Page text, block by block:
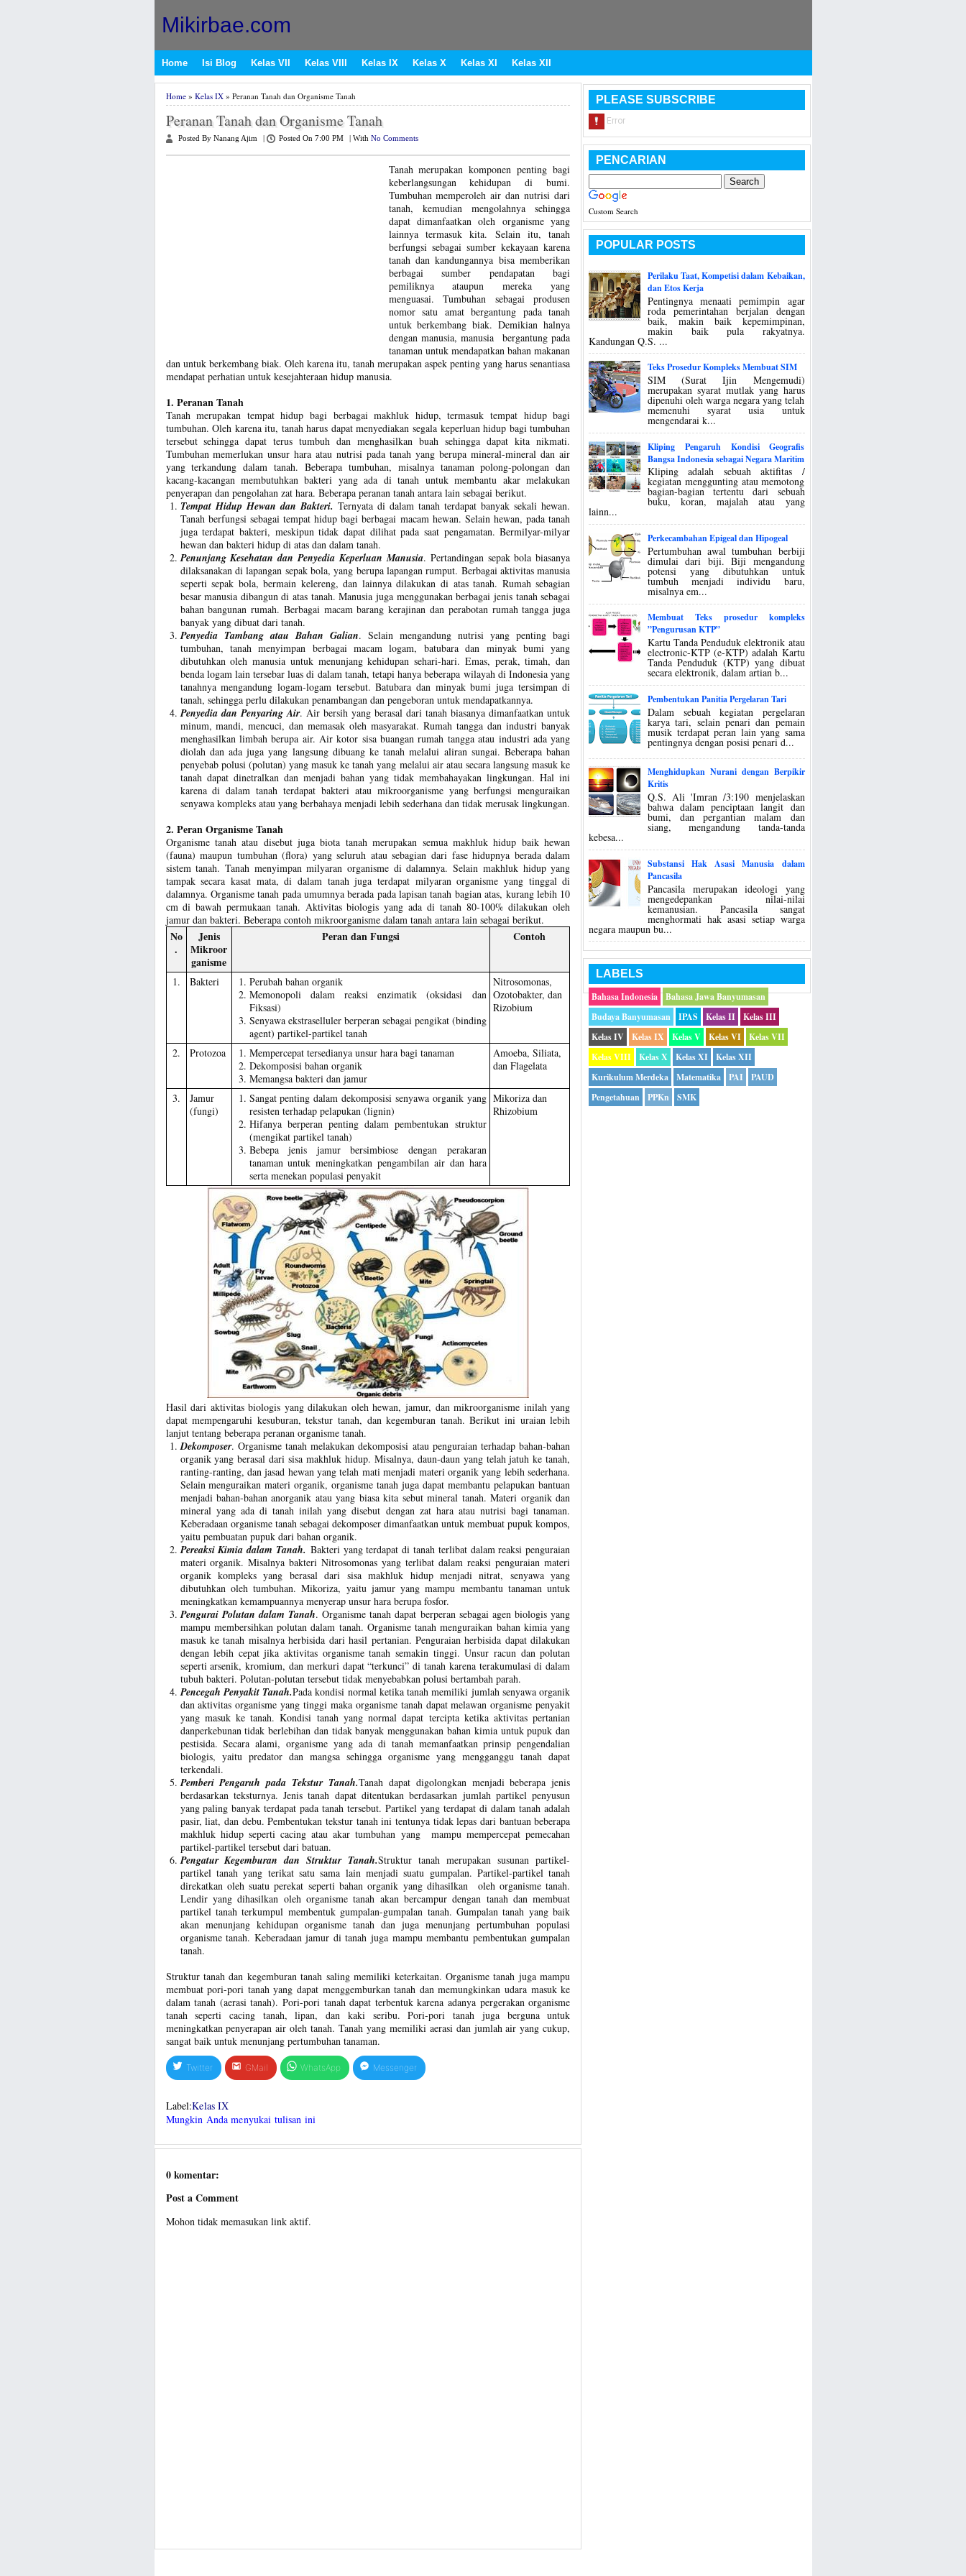
Mikirbae.com
Home Isi Blog Kelas VII Kelas VIII Kelas IX Kelas X Kelas XI Kelas XII
Home» Kelas IX» Peranan Tanah dan Organisme Tanah
Peranan Tanah dan Organisme Tanah
Posted By Nanang Ajim Posted On 7:00 PM With No Comments
Tanah merupakan komponen penting bagi
keberlangsungan kehidupan di bumi.
Tumbuhan memperoleh air dan nutrisi dari
tanah, kemudian mengolahnya sehingga
dapat dimanfaatkan oleh organisme yang
lainnya termasuk kita. Selain itu, tanah
berfungsi sebagai sumber kekayaan karena
tanah dan kandungannya bisa memberikan
berbagai sumber pendapatan bagi
pemiliknya ataupun mereka yang
menguasai. Tumbuhan sebagai produsen
nomor satu amat bergantung pada tanah
untuk berkembang biak. Demikian halnya
dengan manusia, manusia bergantung pada
tanaman untuk mendapatkan bahan makanan
dan untuk berkembang biak. Oleh karena itu, tanah merupakan aspek penting yang harus senantiasa
mendapat perhatian untuk kesejahteraan hidup manusia.
1. Peranan Tanah
Tanah merupakan tempat hidup bagi berbagai makhluk hidup, termasuk tempat hidup bagi
tumbuhan. Oleh karena itu, tanah harus dapat menyediakan segala keperluan hidup bagi tumbuhan
tersebut sehingga dapat terus tumbuh dan menghasilkan buah sehingga dapat kita nikmati.
Tumbuhan memerlukan unsur hara atau nutrisi pada tanah yang berupa mineral-mineral dan air
yang terkandung dalam tanah. Beberapa tumbuhan, misalnya tanaman polong-polongan dan
kacang-kacangan membutuhkan bakteri yang ada di tanah untuk membantu akar melakukan
penyerapan dan pengolahan zat hara. Beberapa peranan tanah antara lain sebagai berikut.
Tempat Hidup Hewan dan Bakteri. Ternyata di dalam tanah terdapat banyak sekali hewan.
Tanah berfungsi sebagai tempat hidup bagi berbagai macam hewan. Selain hewan, pada tanah
juga terdapat bakteri, meskipun tidak dapat dilihat pada saat pengamatan. Bermilyar-milyar
hewan dan bakteri hidup di atas dan dalam tanah.
Penunjang Kesehatan dan Penyedia Keperluan Manusia. Pertandingan sepak bola biasanya
dilaksanakan di lapangan sepak bola, yang berupa lapangan rumput. Berbagai aktivitas manusia
seperti sepak bola, bermain kelereng, dan lainnya dilakukan di atas tanah. Rumah sebagian
besar manusia dibangun di atas tanah. Manusia juga menggunakan berbagai jenis tanah sebagai
bahan bangunan rumah. Berbagai macam barang kerajinan dan perabotan rumah tangga juga
banyak yang dibuat dari tanah.
Penyedia Tambang atau Bahan Galian. Selain mengandung nutrisi yang penting bagi
tumbuhan, tanah menyimpan berbagai macam logam, batubara dan minyak bumi yang
dibutuhkan oleh manusia untuk menunjang kehidupan sehari-hari. Emas, perak, timah, dan
benda logam lain tersebar luas di dalam tanah, tetapi hanya beberapa wilayah di Indonesia yang
tanahnya mengandung logam-logam tersebut. Batubara dan minyak bumi juga tersimpan di
tanah, sehingga perlu dilakukan penambangan dan pengeboran untuk mendapatkannya.
Penyedia dan Penyaring Air. Air bersih yang berasal dari tanah biasanya dimanfaatkan untuk
minum, mandi, mencuci, dan memasak oleh masyarakat. Rumah tangga dan industri banyak
menghasilkan limbah berupa air. Air kotor sisa buangan rumah tangga atau industri ada yang
diolah dan ada juga yang langsung dibuang ke tanah melalui aliran sungai. Beberapa bahan
penyebab polusi (polutan) yang masuk ke tanah yang melalui air atau secara langsung masuk ke
tanah dapat dinetralkan dan menjadi bahan yang tidak membahayakan lingkungan. Hal ini
karena di dalam tanah terdapat bakteri atau mikroorganisme yang berfungsi menguraikan
senyawa kompleks atau yang berbahaya menjadi lebih sederhana dan tidak merusak lingkungan.
2. Peran Organisme Tanah
Organisme tanah atau disebut juga biota tanah merupakan semua makhluk hidup baik hewan
(fauna) maupun tumbuhan (flora) yang seluruh atau sebagian dari fase hidupnya berada dalam
sistem tanah. Tanah menyimpan milyaran organisme di dalamnya. Selain makhluk hidup yang
tampak secara kasat mata, di dalam tanah juga terdapat milyaran organisme yang tinggal di
dalamnya. Organisme tanah pada umumnya berada pada lapisan tanah bagian atas, kurang lebih 10
cm di bawah permukaan tanah. Aktivitas biologis yang ada di tanah 80-100% dilakukan oleh
jamur dan bakteri. Beberapa contoh mikroorganisme dalam tanah antara lain sebagai berikut.
No
.
Jenis
Mikroor
ganisme
Peran dan Fungsi Contoh
1. Bakteri
Perubah bahan organik
Memonopoli dalam reaksi enzimatik (oksidasi dan
Fiksasi)
Senyawa ekstraselluler berperan sebagai pengikat (binding
agent) partikel-partikel tanah
Nitrosomonas,
Ozotobakter, dan
Rizobium
2. Protozoa
Mempercepat tersedianya unsur hara bagi tanaman
Dekomposisi bahan organik
Memangsa bakteri dan jamur
Amoeba, Siliata,
dan Flagelata
3.
Jamur
(fungi)
Sangat penting dalam dekomposisi senyawa organik yang
resisten terhadap pelapukan (lignin)
Hifanya berperan penting dalam pembentukan struktur
(mengikat partikel tanah)
Bebepa jenis jamur bersimbiose dengan perakaran
tanaman untuk meningkatkan pengambilan air dan hara
serta menekan populasi penyakit
Mikoriza dan
Rhizobium
Hasil dari aktivitas biologis yang dilakukan oleh hewan, jamur, dan mikroorganisme inilah yang
dapat mempengaruhi kesuburan, tekstur tanah, dan kegemburan tanah. Berikut ini uraian lebih
lanjut tentang beberapa peranan organisme tanah.
Dekomposer. Organisme tanah melakukan dekomposisi atau penguraian terhadap bahan-bahan
organik yang berasal dari sisa makhluk hidup. Misalnya, daun-daun yang telah jatuh ke tanah,
ranting-ranting, dan jasad hewan yang telah mati menjadi materi organik yang lebih sederhana.
Selain menguraikan materi organik, organisme tanah juga dapat membantu pelapukan bantuan
menjadi bahan-bahan anorganik atau yang biasa kita sebut mineral tanah. Materi organik dan
mineral yang ada di tanah inilah yang disebut dengan zat hara atau nutrisi bagi tanaman.
Keberadaan organisme tanah sebagai dekomposer dimanfaatkan untuk membuat pupuk kompos,
yaitu pembuatan pupuk dari bahan organik.
Pereaksi Kimia dalam Tanah. Bakteri yang terdapat di tanah terlibat dalam reaksi penguraian
materi organik. Misalnya bakteri Nitrosomonas yang terlibat dalam reaksi penguraian materi
organik kompleks yang berasal dari sisa makhluk hidup menjadi nitrat, senyawa yang
dibutuhkan oleh tumbuhan. Mikoriza, yaitu jamur yang mampu membantu tanaman untuk
meningkatkan kemampuannya menyerap unsur hara berupa fosfor.
Pengurai Polutan dalam Tanah. Organisme tanah dapat berperan sebagai agen biologis yang
mampu membersihkan polutan dalam tanah. Organisme tanah menguraikan bahan kimia yang
masuk ke tanah misalnya herbisida dari hasil pertanian. Penguraian herbisida dapat dilakukan
dengan lebih cepat jika aktivitas organisme tanah semakin tinggi. Unsur racun dan polutan
seperti arsenik, kromium, dan merkuri dapat “terkunci” di tanah karena terakumulasi di dalam
tubuh bakteri. Polutan-polutan tersebut tidak menyebabkan polusi bertambah parah.
Pencegah Penyakit Tanah.Pada kondisi normal ketika tanah memiliki jumlah senyawa organik
dan aktivitas organisme yang tinggi maka organisme tanah dapat melawan organisme penyakit
yang masuk ke tanah. Kondisi tanah yang normal dapat tercipta ketika aktivitas pertanian
danperkebunan tidak berlebihan dan tidak banyak menggunakan bahan kimia untuk pupuk dan
pestisida. Secara alami, organisme yang ada di tanah memanfaatkan prinsip pengendalian
biologis, yaitu predator dan mangsa sehingga organisme yang mengganggu tanah dapat
terkendali.
Pemberi Pengaruh pada Tekstur Tanah.Tanah dapat digolongkan menjadi beberapa jenis
berdasarkan teksturnya. Jenis tanah dapat ditentukan berdasarkan jumlah partikel penyusun
yang paling banyak terdapat pada tanah tersebut. Partikel yang terdapat di dalam tanah adalah
pasir, liat, dan debu. Pembentukan tekstur tanah ini tentunya tidak lepas dari bantuan beberapa
makhluk hidup seperti cacing atau akar tumbuhan yang mampu mempercepat pemecahan
partikel-partikel tersebut dari batuan.
Pengatur Kegemburan dan Struktur Tanah.Struktur tanah merupakan susunan partikel-
partikel tanah yang terikat satu sama lain menjadi suatu gumpalan. Partikel-partikel tanah
direkatkan oleh suatu perekat seperti bahan organik yang dihasilkan oleh organisme tanah.
Lendir yang dihasilkan oleh organisme tanah akan bercampur dengan tanah dan membuat
partikel tanah terkumpul membentuk gumpalan-gumpalan tanah. Gumpalan tanah yang baik
akan menunjang kehidupan organisme tanah dan juga menunjang pertumbuhan populasi
organisme tanah. Keberadaan jamur di tanah juga mampu membantu pembentukan gumpalan
tanah.
Struktur tanah dan kegemburan tanah saling memiliki keterkaitan. Organisme tanah juga mampu
membuat pori-pori tanah yang dapat menggemburkan tanah dan memungkinkan udara masuk ke
dalam tanah (aerasi tanah). Pori-pori tanah dapat terbentuk karena adanya pergerakan organisme
tanah seperti cacing tanah, lipan, dan kaki seribu. Pori-pori tanah juga berguna untuk
meningkatkan penyerapan air oleh tanah. Tanah yang memiliki aerasi dan jumlah air yang cukup,
sangat baik untuk menunjang pertumbuhan tanaman.
Twitter GMail WhatsApp Messenger
Label:Kelas IX
Mungkin Anda menyukai tulisan ini
0 komentar:
Post a Comment
Mohon tidak memasukan link aktif.
PLEASE SUBSCRIBE
PENCARIAN
Custom Search
POPULAR POSTS
Perilaku Taat, Kompetisi dalam Kebaikan,
dan Etos Kerja
Pentingnya menaati pemimpin agar
roda pemerintahan berjalan dengan
baik, makin baik kepemimpinan,
makin baik pula rakyatnya.
Kandungan Q.S. ...
Teks Prosedur Kompleks Membuat SIM
SIM (Surat Ijin Mengemudi)
merupakan syarat mutlak yang harus
dipenuhi oleh warga negara yang telah
memenuhi syarat usia untuk
mengendarai k...
Kliping Pengaruh Kondisi Geografis
Bangsa Indonesia sebagai Negara Maritim
Kliping adalah sebuah aktifitas /
kegiatan menggunting atau memotong
bagian-bagian tertentu dari sebuah
buku, koran, majalah atau yang
lainn...
Perkecambahan Epigeal dan Hipogeal
Pertumbuhan awal tumbuhan berbiji
dimulai dari biji. Biji mengandung
potensi yang dibutuhkan untuk
tumbuh menjadi individu baru,
misalnya em...
Membuat Teks prosedur kompleks
”Pengurusan KTP”
Kartu Tanda Penduduk elektronik atau
electronic-KTP (e-KTP) adalah Kartu
Tanda Penduduk (KTP) yang dibuat
secara elektronik, dalam artian b...
Pembentukan Panitia Pergelaran Tari
Dalam sebuah kegiatan pergelaran
karya tari, selain penari dan pemain
musik terdapat peran lain yang sama
pentingnya dengan posisi penari d...
Menghidupkan Nurani dengan Berpikir
Kritis
Q.S. Ali 'Imran /3:190 menjelaskan
bahwa dalam penciptaan langit dan
bumi, dan pergantian malam dan
siang, mengandung tanda-tanda
kebesa...
Substansi Hak Asasi Manusia dalam
Pancasila
Pancasila merupakan ideologi yang
mengedepankan nilai-nilai
kemanusian. Pancasila sangat
menghormati hak asasi setiap warga
negara maupun bu...
LABELS
Bahasa Indonesia
Bahasa Jawa Banyumasan
Budaya Banyumasan
IPAS Kelas II
Kelas III
Kelas IV
Kelas IX Kelas V Kelas VI
Kelas VII
Kelas VIII
Kelas X Kelas XI
Kelas XII
Kurikulum Merdeka
Matematika PAI
PAUD
Pengetahuan
PPKn SMK